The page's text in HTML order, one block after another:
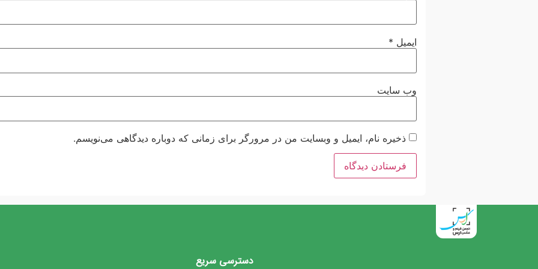
ایمیل *
وب‌ سایت
ذخیره نام، ایمیل و وبسایت من در مرورگر برای زمانی که دوباره دیدگاهی می‌نویسم.
دسترسی سریع